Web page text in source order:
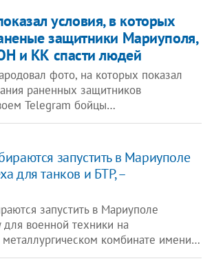
условия, в которых
защитники Мариуполя,
и КК спасти людей
фото, на которых показал
раненных защитников
Telegram бойцы…
запустить в Мариуполе
для танков и БТР, –
запустить в Мариуполе
военной техники на
комбинате имени…